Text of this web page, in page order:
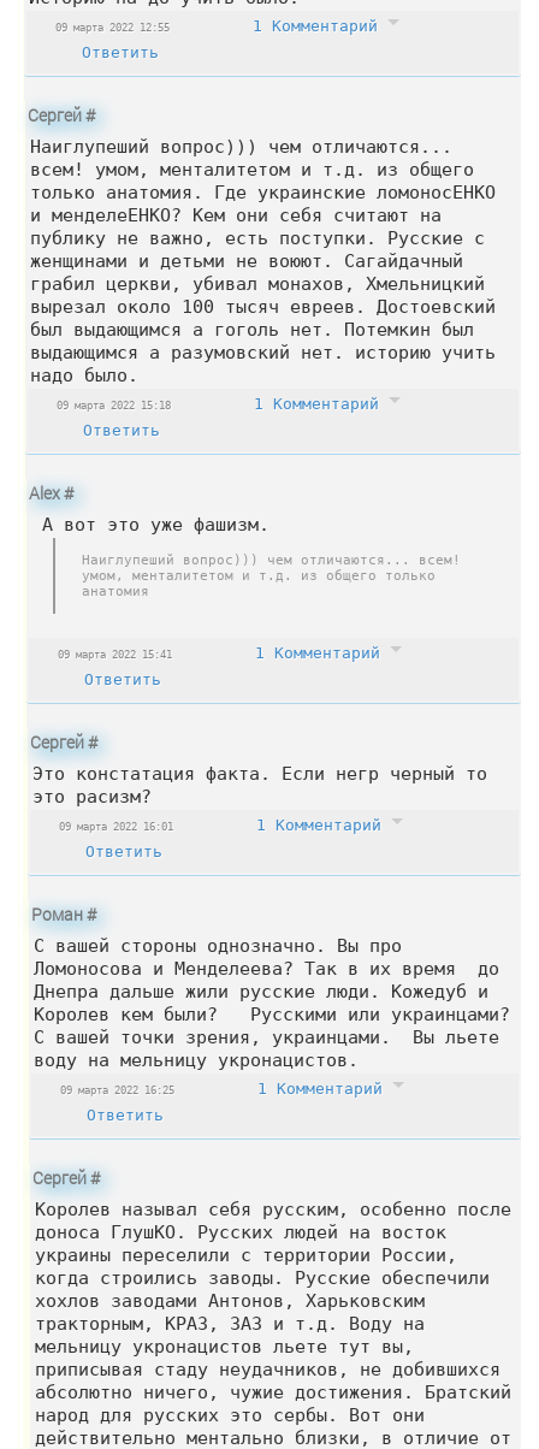
09 марта 2022 12:55
1 Комментарий
Ответить
Сергей#
Наиглупеший вопрос))) чем отличаются...
всем! умом, менталитетом и т.д. из общего
только анатомия. Где украинские ломоносЕНКО
и менделеЕНКО? Кем они себя считают на
публику не важно, есть поступки. Русские с
женщинами и детьми не воюют. Сагайдачный
грабил церкви, убивал монахов, Хмельницкий
вырезал около 100 тысяч евреев. Достоевский
был выдающимся а гоголь нет. Потемкин был
выдающимся а разумовский нет. историю учить
надо было.
09 марта 2022 15:18
1 Комментарий
Ответить
Alex#
А вот это уже фашизм.
Наиглупеший вопрос))) чем отличаются... всем!
умом, менталитетом и т.д. из общего только
анатомия
09 марта 2022 15:41
1 Комментарий
Ответить
Сергей#
Это констатация факта. Если негр черный то
это расизм?
09 марта 2022 16:01
1 Комментарий
Ответить
Роман#
С вашей стороны однозначно. Вы про
Ломоносова и Менделеева? Так в их время до
Днепра дальше жили русские люди. Кожедуб и
Королев кем были? Русскими или украинцами?
С вашей точки зрения, украинцами. Вы льете
воду на мельницу укронацистов.
09 марта 2022 16:25
1 Комментарий
Ответить
Сергей#
Королев называл себя русским, особенно после
доноса ГлушКО. Русских людей на восток
украины переселили с территории России,
когда строились заводы. Русские обеспечили
хохлов заводами Антонов, Харьковским
тракторным, КРАЗ, ЗАЗ и т.д. Воду на
мельницу укронацистов льете тут вы,
приписывая стаду неудачников, не добившихся
абсолютно ничего, чужие достижения. Братский
народ для русских это сербы. Вот они
действительно ментально близки, в отличие от